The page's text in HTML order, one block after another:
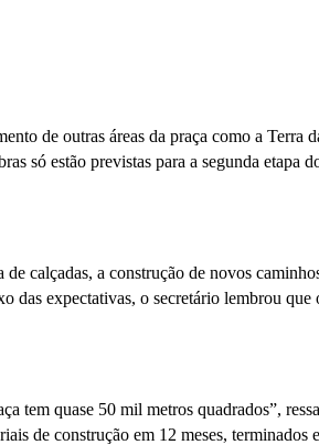
de outras áreas da praça como a Terra
só estão previstas para a segunda etapa
calçadas, a construção de novos
das expectativas, o secretário lembrou que
tem quase 50 mil metros quadrados”,
de construção em 12 meses, terminados